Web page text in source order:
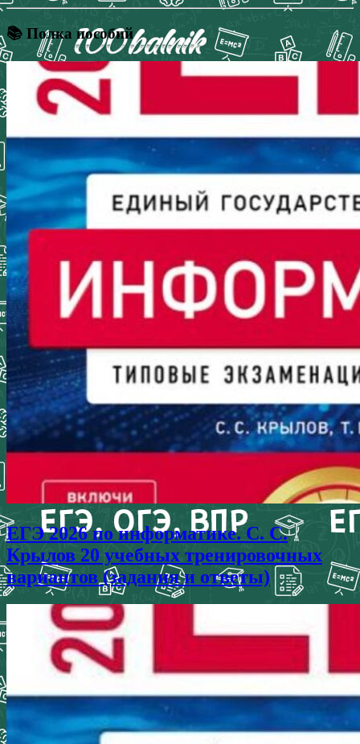
📚 Полка пособий
ЕГЭ 2026 по информатике. С. С.
Крылов 20 учебных тренировочных
вариантов (задания и ответы)